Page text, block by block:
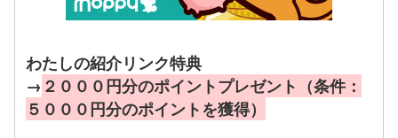
わたしの紹介リンク特典
→ ２０００円分のポイントプレゼント（条件：
５０００円分のポイントを獲得）